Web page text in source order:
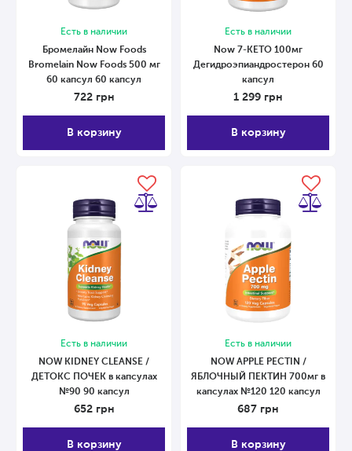
Есть в наличии
Бромелайн Now Foods
Bromelain Now Foods 500 мг
60 капсул 60 капсул
722 грн
В корзину
Есть в наличии
Now 7-KETO 100мг
Дегидроэпиандростерон 60
капсул
1 299 грн
В корзину
Есть в наличии
NOW KIDNEY CLEANSE /
ДЕТОКС ПОЧЕК в капсулах
№90 90 капсул
652 грн
В корзину
Есть в наличии
NOW APPLE PECTIN /
ЯБЛОЧНЫЙ ПЕКТИН 700мг в
капсулах №120 120 капсул
687 грн
В корзину